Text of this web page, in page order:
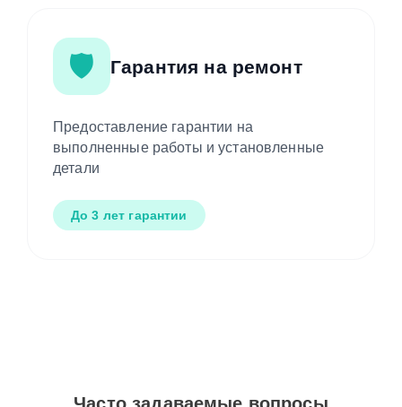
🛡️ Гарантия на ремонт
Предоставление гарантии на
выполненные работы и установленные
До 3 лет гарантии